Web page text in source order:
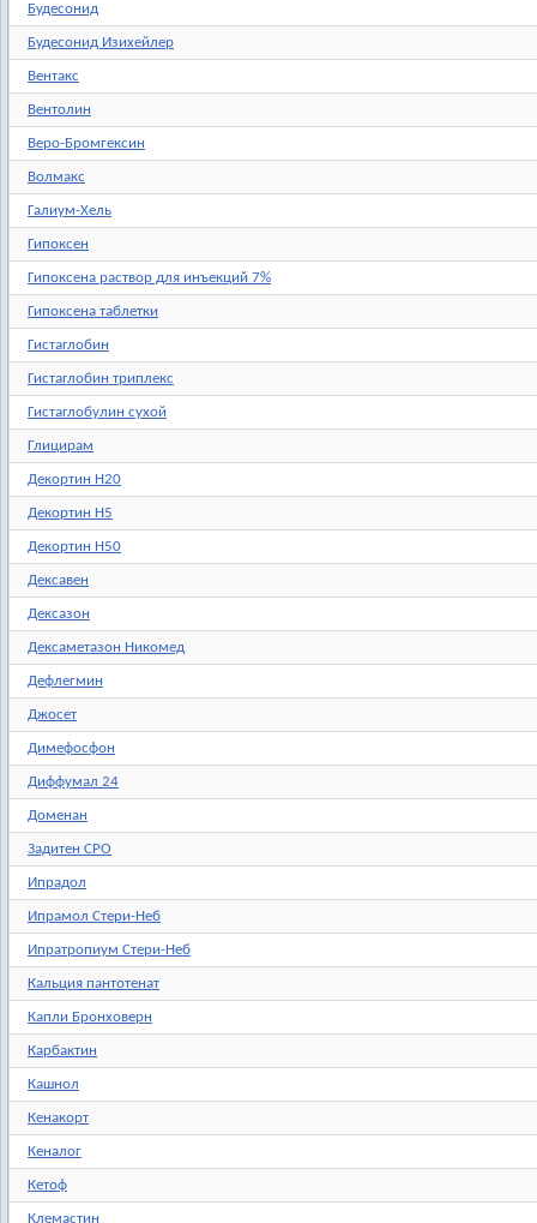
Будесонид
Будесонид Изихейлер
Вентакс
Вентолин
Веро-Бромгексин
Волмакс
Галиум-Хель
Гипоксен
Гипоксена раствор для инъекций 7%
Гипоксена таблетки
Гистаглобин
Гистаглобин триплекс
Гистаглобулин сухой
Глицирам
Декортин Н20
Декортин Н5
Декортин Н50
Дексавен
Дексазон
Дексаметазон Никомед
Дефлегмин
Джосет
Димефосфон
Диффумал 24
Доменан
Задитен СРО
Ипрадол
Ипрамол Стери-Неб
Ипратропиум Стери-Неб
Кальция пантотенат
Капли Бронховерн
Карбактин
Кашнол
Кенакорт
Кеналог
Кетоф
Клемастин